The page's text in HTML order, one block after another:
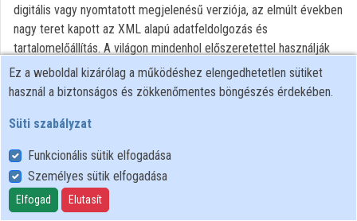
digitális vagy nyomtatott megjelenésű verziója, az elmúlt években
nagy teret kapott az XML alapú adatfeldolgozás és
tartalomelőállítás. A világon mindenhol előszeretettel használják
ezt a kiterjeszthető jelölőnyelvet, mivel ennek segítségével magát
az adatot definiálhatjuk. Hatékony megoldás, ha előre
adatot (pl. szótárak esetében, ha számos lexikográfiai elemet
példamondat stb.), de akkor is nagy segítség, ha az ugyanolyan
stílusban megjelelő cikkeknél megfelelőlen jelennek meg a
szerzői affiliációk vagy épp a hosszadalmas hivatkozások
Ez a weboldal kizárólag a működéshez elengedhetetlen sütiket
használ a biztonságos és zökkenőmentes böngészés érdekében.
Süti szabályzat
Funkcionális sütik elfogadása
Személyes sütik elfogadása
Elfogad Elutasít